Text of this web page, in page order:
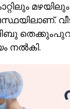
നല്‍കി.